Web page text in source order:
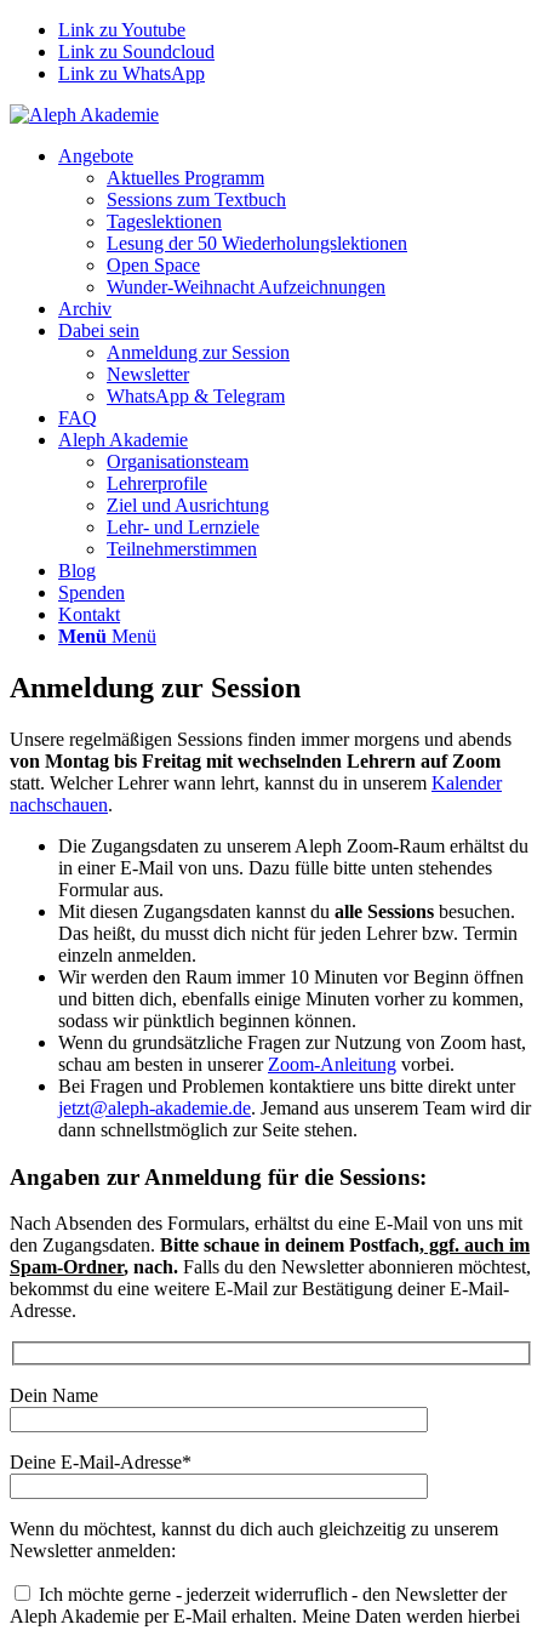
Link zu Youtube
Link zu Soundcloud
Link zu WhatsApp
Angebote
Aktuelles Programm
Sessions zum Textbuch
Tageslektionen
Lesung der 50 Wiederholungslektionen
Open Space
Wunder-Weihnacht Aufzeichnungen
Archiv
Dabei sein
Anmeldung zur Session
Newsletter
WhatsApp & Telegram
FAQ
Aleph Akademie
Organisationsteam
Lehrerprofile
Ziel und Ausrichtung
Lehr- und Lernziele
Teilnehmerstimmen
Blog
Spenden
Kontakt
Menü Menü
Anmeldung zur Session
Unsere regelmäßigen Sessions finden immer morgens und abends
von Montag bis Freitag mit wechselnden Lehrern auf Zoom
statt. Welcher Lehrer wann lehrt, kannst du in unserem Kalender
nachschauen.
Die Zugangsdaten zu unserem Aleph Zoom-Raum erhältst du
in einer E-Mail von uns. Dazu fülle bitte unten stehendes
Formular aus.
Mit diesen Zugangsdaten kannst du alle Sessions besuchen.
Das heißt, du musst dich nicht für jeden Lehrer bzw. Termin
einzeln anmelden.
Wir werden den Raum immer 10 Minuten vor Beginn öffnen
und bitten dich, ebenfalls einige Minuten vorher zu kommen,
sodass wir pünktlich beginnen können.
Wenn du grundsätzliche Fragen zur Nutzung von Zoom hast,
schau am besten in unserer Zoom-Anleitung vorbei.
Bei Fragen und Problemen kontaktiere uns bitte direkt unter
jetzt@aleph-akademie.de. Jemand aus unserem Team wird dir
dann schnellstmöglich zur Seite stehen.
Angaben zur Anmeldung für die Sessions:
Nach Absenden des Formulars, erhältst du eine E-Mail von uns mit
den Zugangsdaten. Bitte schaue in deinem Postfach, ggf. auch im
Spam-Ordner, nach. Falls du den Newsletter abonnieren möchtest,
bekommst du eine weitere E-Mail zur Bestätigung deiner E-Mail-
Adresse.
Dein Name
Deine E-Mail-Adresse*
Wenn du möchtest, kannst du dich auch gleichzeitig zu unserem
Newsletter anmelden:
Ich möchte gerne - jederzeit widerruflich - den Newsletter der
Aleph Akademie per E-Mail erhalten. Meine Daten werden hierbei